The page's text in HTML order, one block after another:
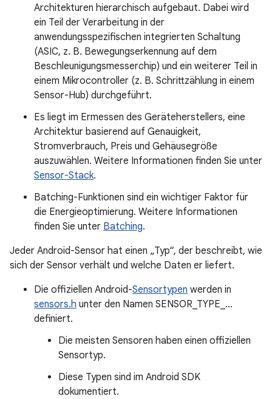
Architekturen hierarchisch aufgebaut. Dabei wird
ein Teil der Verarbeitung in der
anwendungsspezifischen integrierten Schaltung
(ASIC, z. B. Bewegungserkennung auf dem
Beschleunigungsmesserchip) und ein weiterer Teil in
einem Mikrocontroller (z. B. Schrittzählung in einem
Sensor-Hub) durchgeführt.
Es liegt im Ermessen des Geräteherstellers, eine
Architektur basierend auf Genauigkeit,
Stromverbrauch, Preis und Gehäusegröße
auszuwählen. Weitere Informationen finden Sie unter
Sensor-Stack.
Batching-Funktionen sind ein wichtiger Faktor für
die Energieoptimierung. Weitere Informationen
finden Sie unter Batching.
Jeder Android-Sensor hat einen „Typ“, der beschreibt, wie
sich der Sensor verhält und welche Daten er liefert.
Die offiziellen Android-Sensortypen werden in
sensors.h unter den Namen SENSOR_TYPE_…
definiert.
Die meisten Sensoren haben einen offiziellen
Sensortyp.
Diese Typen sind im Android SDK
dokumentiert.